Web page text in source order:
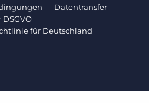
Datentransfer
für Deutschland